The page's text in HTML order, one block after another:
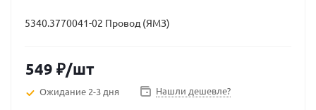
5340.3770041-02 Провод (ЯМЗ)
549 ₽/шт
Ожидание 2-3 дня Нашли дешевле?